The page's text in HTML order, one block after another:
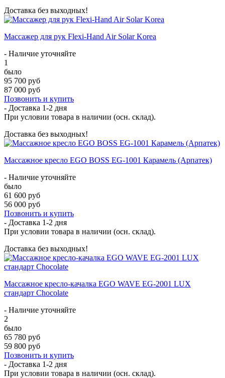
Доставка без выходных!
Массажер для рук Flexi-Hand Air Solar Korea
- Наличие уточняйте
1
было
95 700 руб
87 000 руб
Позвонить и купить
- Доставка 1-2 дня
При условии товара в наличии (осн. склад).
Доставка без выходных!
Массажное кресло EGO BOSS EG-1001 Карамель (Арпатек)
- Наличие уточняйте
было
61 600 руб
56 000 руб
Позвонить и купить
- Доставка 1-2 дня
При условии товара в наличии (осн. склад).
Доставка без выходных!
Массажное кресло-качалка EGO WAVE EG-2001 LUX
стандарт Chocolate
- Наличие уточняйте
2
было
65 780 руб
59 800 руб
Позвонить и купить
- Доставка 1-2 дня
При условии товара в наличии (осн. склад).